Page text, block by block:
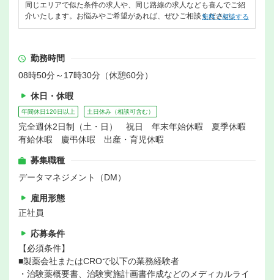
同じエリアで似た条件の求人や、同じ路線の求人なども喜んでご紹
介いたします。お悩みやご希望があれば、ぜひご相談ください。
無料で相談する
勤務時間
08時50分～17時30分（休憩60分）
休日・休暇
年間休日120日以上 土日休み（相談可含む）
完全週休2日制（土・日） 祝日 年末年始休暇 夏季休暇
有給休暇 慶弔休暇 出産・育児休暇
募集職種
データマネジメント（DM）
雇用形態
正社員
応募条件
【必須条件】
■製薬会社またはCROで以下の業務経験者
・治験薬概要書、治験実施計画書作成などのメディカルライ